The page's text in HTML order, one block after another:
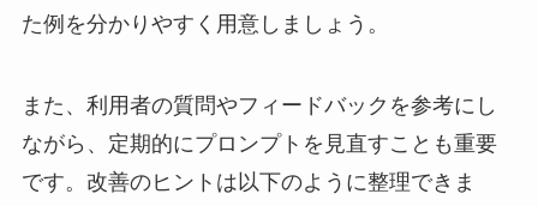
た例を分かりやすく用意しましょう。
また、利用者の質問やフィードバックを参考にし
ながら、定期的にプロンプトを見直すことも重要
です。改善のヒントは以下のように整理できま